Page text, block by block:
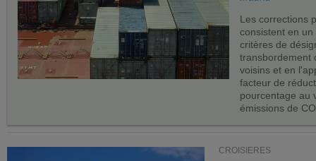
Les corrections
consistent en
critères de
transbordement
voisins et en
facteur de
pourcentage au
émissions de
CROISIÈRES